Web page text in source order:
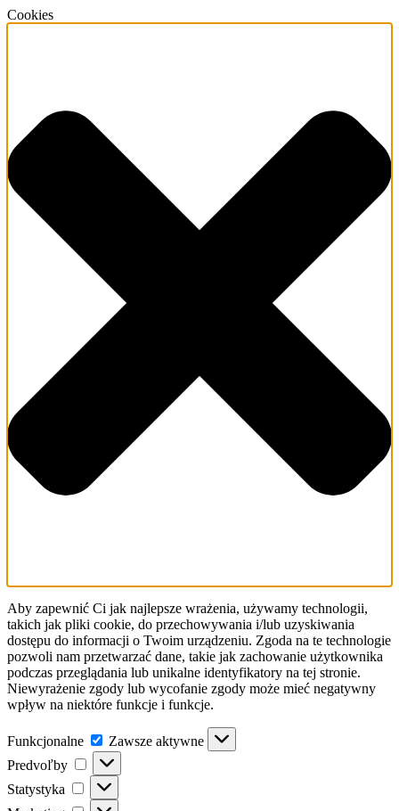
Cookies
Aby zapewnić Ci jak najlepsze wrażenia, używamy technologii,
takich jak pliki cookie, do przechowywania i/lub uzyskiwania
dostępu do informacji o Twoim urządzeniu. Zgoda na te technologie
pozwoli nam przetwarzać dane, takie jak zachowanie użytkownika
podczas przeglądania lub unikalne identyfikatory na tej stronie.
Niewyrażenie zgody lub wycofanie zgody może mieć negatywny
wpływ na niektóre funkcje i funkcje.
Funkcjonalne Funkcjonalne
Zawsze aktywne
Predvoľby
Predvoľby
Statystyka Statystyka
Marketing